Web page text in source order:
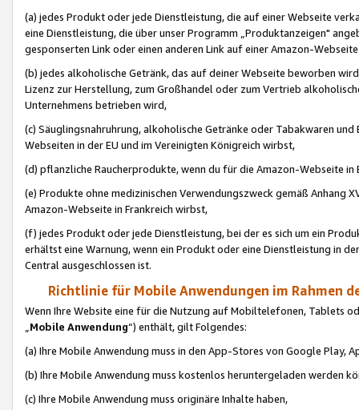
(a) jedes Produkt oder jede Dienstleistung, die auf einer Webseite
eine Dienstleistung, die über unser Programm „Produktanzeigen"
gesponserten Link oder einen anderen Link auf einer Amazon-
(b) jedes alkoholische Getränk, das auf deiner Webseite beworben
Lizenz zur Herstellung, zum Großhandel oder zum Vertrieb
Unternehmens betrieben wird,
(c) Säuglingsnahruhrung, alkoholische Getränke oder Tabakwaren
Webseiten in der EU und im Vereinigten Königreich wirbst,
(d) pflanzliche Raucherprodukte, wenn du für die Amazon-Webseite in
(e) Produkte ohne medizinischen Verwendungszweck gemäß Anhang
Amazon-Webseite in Frankreich wirbst,
(f) jedes Produkt oder jede Dienstleistung, bei der es sich um ein
erhältst eine Warnung, wenn ein Produkt oder eine Dienstleistung in
Central ausgeschlossen ist.
Richtlinie für Mobile Anwendungen im Rahmen
Wenn Ihre Website eine für die Nutzung auf Mobiltelefonen, Tablets
„Mobile Anwendung“) enthält, gilt Folgendes:
(a) Ihre Mobile Anwendung muss in den App-Stores von Google Play,
(b) Ihre Mobile Anwendung muss kostenlos heruntergeladen werden
(c) Ihre Mobile Anwendung muss originäre Inhalte haben,